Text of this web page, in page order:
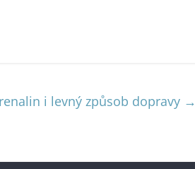
i levný způsob dopravy →